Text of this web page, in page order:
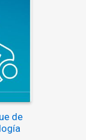
de